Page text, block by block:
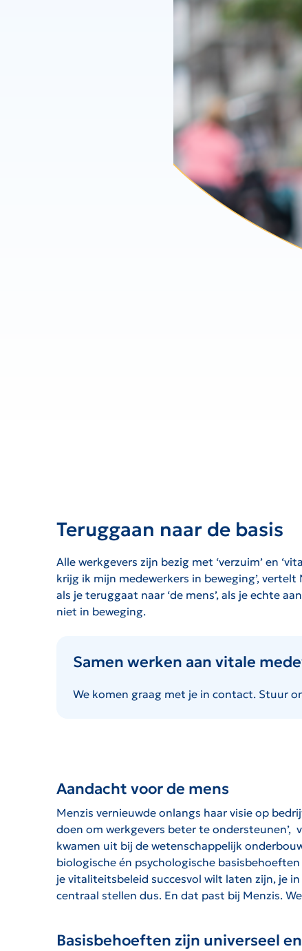
Teruggaan naar de basis
Alle werkgevers zijn bezig met ‘verzuim’ en
krijg ik mijn medewerkers in beweging’,
als je teruggaat naar ‘de mens’, als je echte
niet in beweging.
Samen werken aan vitale
We komen graag met je in contact. Stuur
Aandacht voor de mens
Menzis vernieuwde onlangs haar visie op
doen om werkgevers beter te ondersteunen’,
kwamen uit bij de wetenschappelijk
biologische én psychologische
je vitaliteitsbeleid succesvol wilt laten zijn, je
centraal stellen dus. En dat past bij Menzis.
Basisbehoeften zijn universeel